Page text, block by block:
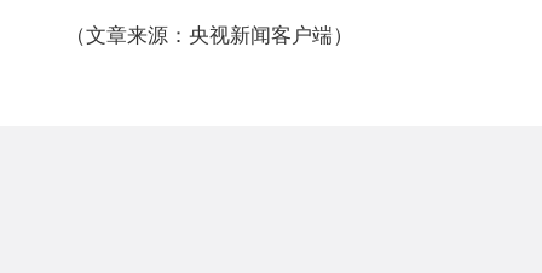
（文章来源：央视新闻客户端）